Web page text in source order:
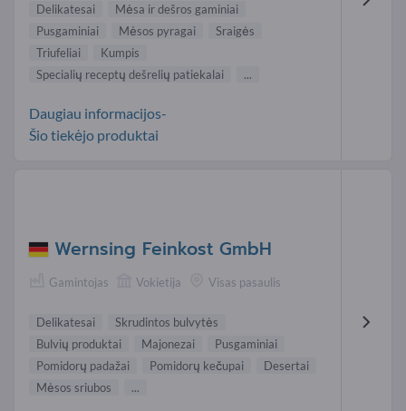
Delikatesai
Mėsa ir dešros gaminiai
Pusgaminiai
Mėsos pyragai
Sraigės
Triufeliai
Kumpis
Specialių receptų dešrelių patiekalai
...
Daugiau informacijos-
Šio tiekėjo produktai
Wernsing Feinkost GmbH
Gamintojas Vokietija Visas pasaulis
Delikatesai
Skrudintos bulvytės
Bulvių produktai
Majonezai
Pusgaminiai
Pomidorų padažai
Pomidorų kečupai
Desertai
Mėsos sriubos
...